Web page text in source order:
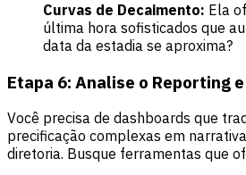
Curvas de Decaimento: Ela
última hora sofisticados que
data da estadia se aproxima?
Etapa 6: Analise o Reporting
Você precisa de dashboards que
precificação complexas em
diretoria. Busque ferramentas que